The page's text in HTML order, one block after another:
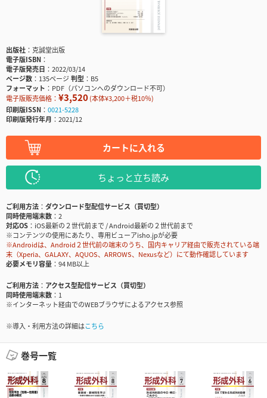
出版社
克誠堂出版
電子版ISBN
電子版発売日
2022/03/14
ページ数
135ページ判型
B5
フォーマット
PDF（パソコンへのダウンロード不可）
電子版販売価格： ¥3,520(本体¥3,200＋税10％)
印刷版ISSN
0021-5228
印刷版発行年月
2021/12
カートに入れる
ちょっと立ち読み
ご利用方法
ダウンロード型配信サービス（買切型）
同時使用端末数
2
対応OS
iOS最新の２世代前まで / Android最新の２世代前まで
※コンテンツの使用にあたり、専用ビューアisho.jpが必要
※Androidは、Android２世代前の端末のうち、国内キャリア経由で販売されている端
末（Xperia、GALAXY、AQUOS、ARROWS、Nexusなど）にて動作確認しています
必要メモリ容量
94 MB以上
ご利用方法
アクセス型配信サービス（買切型）
同時使用端末数
1
※インターネット経由でのWEBブラウザによるアクセス参照
※導入・利用方法の詳細はこちら
巻号一覧